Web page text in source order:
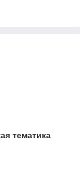
тематика